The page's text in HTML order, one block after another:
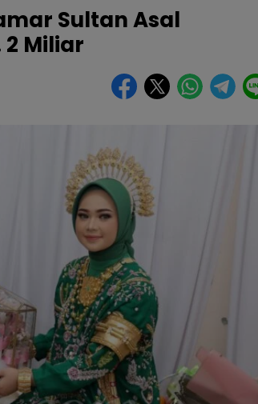
Sultan Asal
Miliar